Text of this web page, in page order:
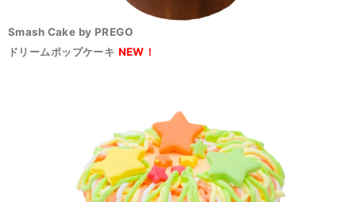
Smash Cake by PREGO
ドリームポップケーキ NEW！